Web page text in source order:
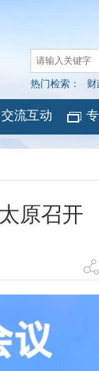
热门检索： 财
交流互动
原召开